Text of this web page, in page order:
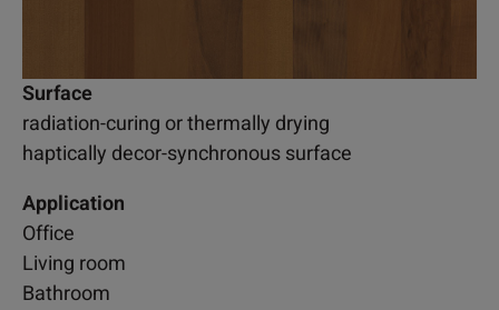
Surface
radiation-curing or thermally drying
haptically decor-synchronous surface
Application
Office
Living room
Bathroom